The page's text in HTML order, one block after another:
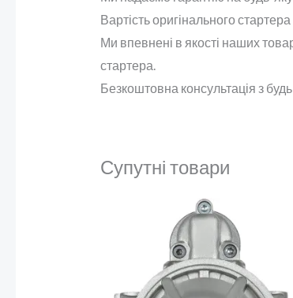
Вартість оригінального
Ми впевнені в якості наших
стартера.
Безкоштовна консультація з
Супутні товари